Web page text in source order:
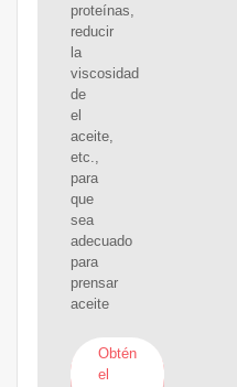
proteínas,
reducir
la
viscosidad
de
el
aceite,
etc.,
para
que
sea
adecuado
para
prensar
aceite
Obtén
el